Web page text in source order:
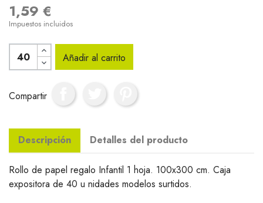
1,59 €
Impuestos incluidos
Añadir al carrito
Compartir
Descripción Detalles del producto
Rollo de papel regalo Infantil 1 hoja. 100x300 cm. Caja
expositora de 40 u nidades modelos surtidos.